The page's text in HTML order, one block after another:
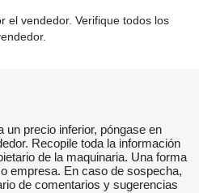
el vendedor. Verifique todos los
un precio inferior, póngase en
Recopile toda la información
de la maquinaria. Una forma
empresa. En caso de sospecha,
de comentarios y sugerencias